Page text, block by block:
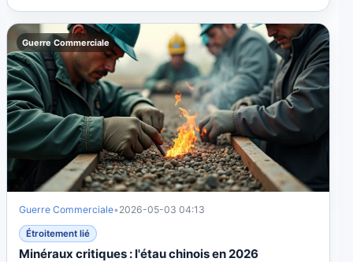
Guerre Commerciale
Guerre Commerciale• 2026-05-03 04:13
Étroitement lié
Minéraux critiques : l'étau chinois en 2026